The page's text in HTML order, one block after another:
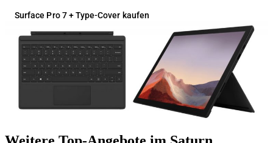
Surface Pro 7 + Type-Cover kaufen